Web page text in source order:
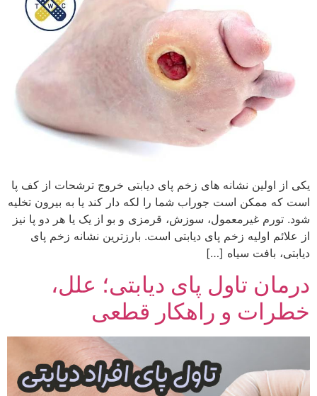
یکی از اولین نشانه های زخم پای دیابتی خروج ترشحات از کف پا
است که ممکن است جوراب شما را لکه دار کند یا به بیرون تخلیه
شود. تورم غیرمعمول، سوزش، قرمزی و بو از یک یا هر دو پا نیز
از علائم اولیه زخم پای دیابتی است. بارزترین نشانه زخم پای
دیابتی، بافت سیاه […]
درمان تاول پای دیابتی؛ علل،
خطرات و راهکار قطعی